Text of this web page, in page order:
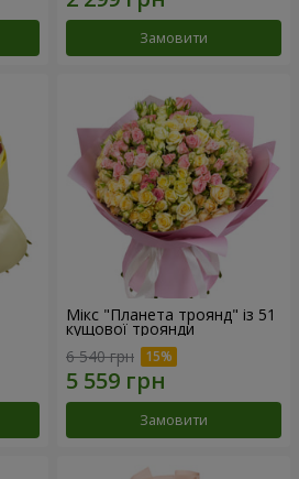
Замовити
Мікс "Планета троянд" із 51
кущової троянди
6 540 грн
Замовити